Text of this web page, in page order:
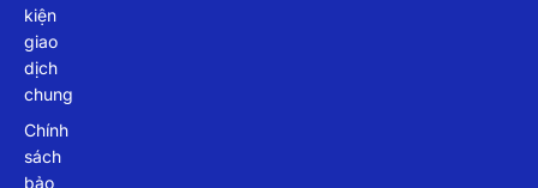
kiện
giao
dịch
chung
Chính
sách
bảo